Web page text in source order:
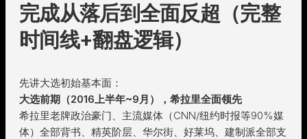
完成从落后到全面反超（完整
时间线+翻盘逻辑）
先讲大选初始基本面：
大选前期（2016上半年~9月），希拉里全面领先
希拉里老牌政治豪门、主流媒体（CNN/纽约时报等90%媒
体）全部背书、精英阶层、华尔街、好莱坞、建制派全部支